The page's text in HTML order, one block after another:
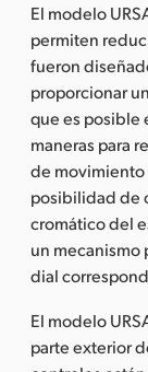
El modelo
permiten
fueron
proporcionar
que es posible
maneras para
de movimiento
posibilidad de
cromático del
un mecanismo
dial
El modelo
parte exterior